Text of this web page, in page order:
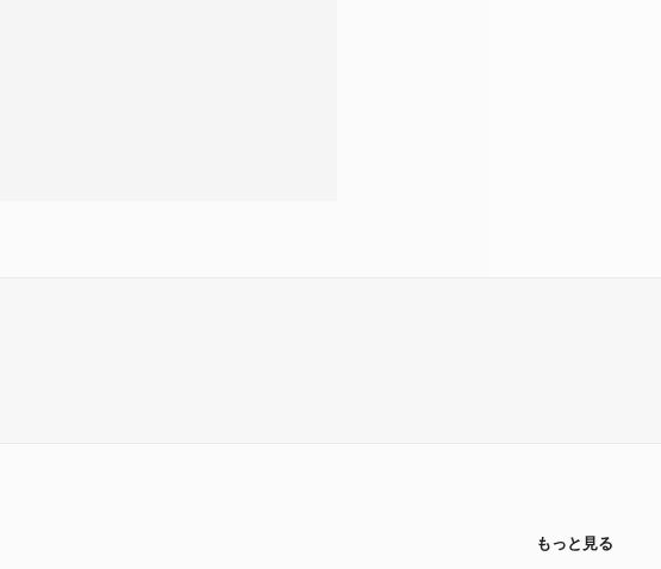
もっと見る